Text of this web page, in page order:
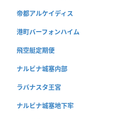
帝都アルケイディス
港町バーフォンハイム
飛空艇定期便
ナルビナ城塞内部
ラバナスタ王宮
ナルビナ城塞地下牢